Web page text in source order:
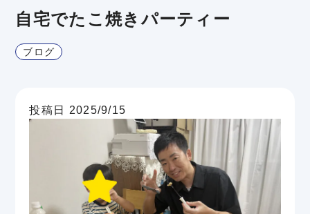
自宅でたこ焼きパーティー
ブログ
投稿日 2025/9/15